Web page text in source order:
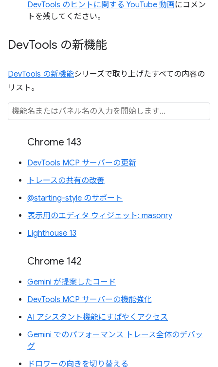
DevTools のヒントに関する YouTube 動画にコメン
トを残してください。
DevTools の新機能
DevTools の新機能シリーズで取り上げたすべての内容の
リスト。
Chrome 143
DevTools MCP サーバーの更新
トレースの共有の改善
@starting-style のサポート
表示用のエディタ ウィジェット: masonry
Lighthouse 13
Chrome 142
Gemini が提案したコード
DevTools MCP サーバーの機能強化
AI アシスタント機能にすばやくアクセス
Gemini でのパフォーマンス トレース全体のデバッ
グ
ドロワーの向きを切り替える